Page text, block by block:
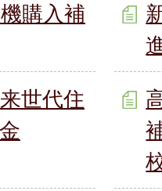
購入補
世代住